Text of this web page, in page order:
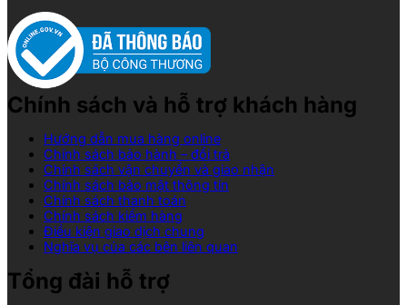
Chính sách và hỗ trợ khách hàng
Hướng dẫn mua hàng online
Chính sách bảo hành – đổi trả
Chính sách vận chuyển và giao nhận
Chính sách bảo mật thông tin
Chính sách thanh toán
Chính sách kiểm hàng
Điều kiện giao dịch chung
Nghĩa vụ của các bên liên quan
Tổng đài hỗ trợ